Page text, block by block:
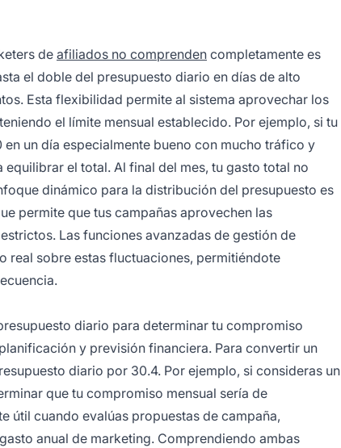
de afiliados no comprenden completamente es
el doble del presupuesto diario en días de alto
Esta flexibilidad permite al sistema aprovechar los
el límite mensual establecido. Por ejemplo, si tu
un día especialmente bueno con mucho tráfico y
el total. Al final del mes, tu gasto total no
dinámico para la distribución del presupuesto es
permite que tus campañas aprovechen las
Las funciones avanzadas de gestión de
real sobre estas fluctuaciones, permitiéndote
diario para determinar tu compromiso
y previsión financiera. Para convertir un
diario por 30.4. Por ejemplo, si consideras un
que tu compromiso mensual sería de
útil cuando evalúas propuestas de campaña,
anual de marketing. Comprendiendo ambas